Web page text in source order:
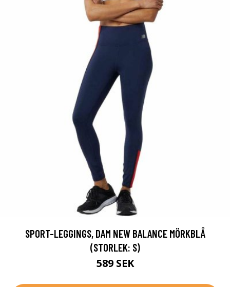
SPORT-LEGGINGS, DAM NEW BALANCE MÖRKBLÅ
(STORLEK: S)
589 SEK